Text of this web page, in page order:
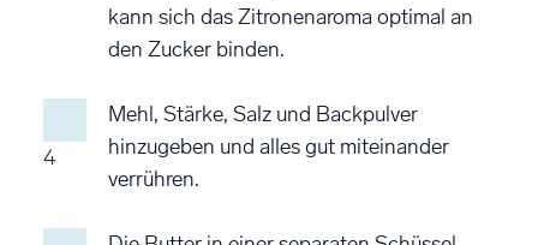
kann sich das Zitronenaroma optimal an
den Zucker binden.
4
Mehl, Stärke, Salz und Backpulver
hinzugeben und alles gut miteinander
verrühren.